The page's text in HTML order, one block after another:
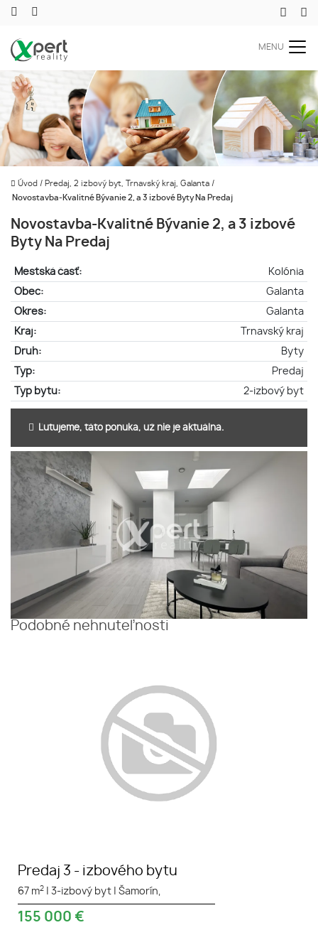
MENU
Úvod / Predaj, 2 izbový byt, Trnavský kraj, Galanta /
Novostavba-Kvalitné Bývanie 2, a 3 izbové Byty Na Predaj
Novostavba-Kvalitné Bývanie 2, a 3 izbové
Byty Na Predaj
Mestská časť:
Kolónia
Obec:
Galanta
Okres:
Galanta
Kraj:
Trnavský kraj
Druh:
Byty
Typ:
Predaj
Typ bytu:
2-izbový byt
Ľutujeme, táto ponuka, už nie je aktuálna.
Podobné nehnuteľnosti
Predaj 3 - izbového bytu
67 m2 3-izbový byt Šamorín,
155 000 €